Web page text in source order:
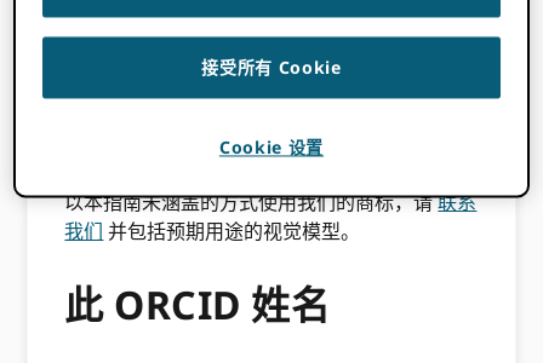
我们邀请您在促销活动中使用这些商标 ORCID
可能引起对商品或服务来源的混淆，或暗示获得
以本指南未涵盖的方式使用我们的商标，请联系
我们 并包括预期用途的视觉模型。
此 ORCID 姓名
接受所有 Cookie
Cookie 设置